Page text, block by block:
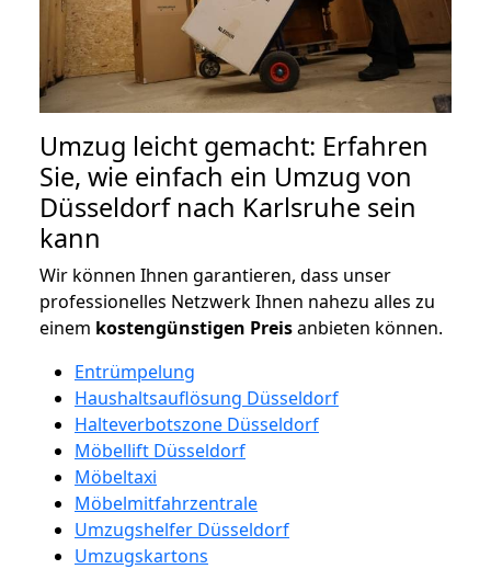
Umzug leicht gemacht: Erfahren
Sie, wie einfach ein Umzug von
Düsseldorf nach Karlsruhe sein
kann
Wir können Ihnen garantieren, dass unser
professionelles Netzwerk Ihnen nahezu alles zu
einem kostengünstigen Preisanbieten können.
Entrümpelung
Haushaltsauflösung Düsseldorf
Halteverbotszone Düsseldorf
Möbellift Düsseldorf
Möbeltaxi
Möbelmitfahrzentrale
Umzugshelfer Düsseldorf
Umzugskartons